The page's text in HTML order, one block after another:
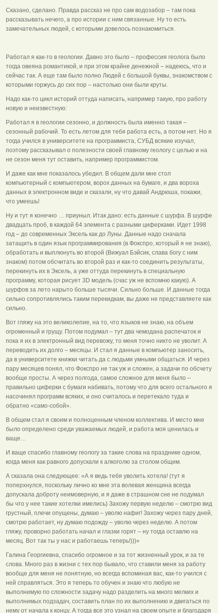
Сказано, сделано. Правда рассказ не про сам водозабор – там пока
рассказывать нечего, а про истории с ним связанные. Ну то есть
замечательных людей, с которыми довелось познакомиться.
Работал я как-то в геологии. Давно это было – профессия геолога было
тогда овеяна романтикой, и при этом крайне денежной – надеюсь, что и
сейчас так. А еще там было полно Людей с большой буквы, знакомством с
которыми горжусь до сих пор – настолько они были круты.
Надо как-то цикл историй оттуда написать, например такую, про работу
новую и неизвестную:
Работал я в геологии сезонно, и должность была именно такая –
сезонный рабочий. То есть летом для тебя работа есть, а потом нет. Но я
тогда учился в университете на программиста, СУБД всякие изучал,
поэтому рассказывал о полезности своей главному геологу с целью и на
не сезон меня тут оставить, например программистом.
И даже как мне показалось убедил. В общем дали мне стол
компьютерный с компьютером, ворох данных на бумаге, и два вороха
данных в электронном виде и сказали, ну что давай Андрюша, покажи,
что умеешь!
Ну и тут я конечно … приуныл. Итак дано: есть данные с шурфа. В шурфе
двадцать проб, в каждой 64 элемента с разными циферками. Идет 1998
год – до современных Эксель как до Луны. Данные надо сначала
затащить в один язык программирования (в Фокспро, который я не знаю),
обработать и выплюнуть во второй (Вижуал Бэйсик, слава богу с ним
знаком) потом обсчитать во второй раз и как-то соединить результаты,
перекинуть их в Эксель, а уже оттуда перекинуть в специальную
программу, которая рисует 3D модель (счас уж не вспомню какую). А
шурфов за лето нарыто больше тысячи. Сильно больше. И данные тогда
сильно сопротивлялись таким перекидкам, вы даже не представляете как
сильно.
Вот гляжу на это великолепие, на то, что языков не знаю, на объем
огроменный и грущу. Потом подумал – тут два чемодана распечаток и
пока я их в электронный вид перевожу, то меня точно никто не уволит. А
переводить их долго – месяцы. И стал я данные в компьютер заносить,
да в университете книжки читать да с людьми умными общаться. И через
пару месяцев понял, что Фокспро не так уж и сложен, а задачи по обсчету
вообще просты. А через полгода, самое сложное для меня было –
правильно циферки с бумаги набивать, потому что для всего остального я
насочинял программ всяких, и оно считалось и перетекало туда и
обратно «само-собой».
В общем стал я своим и полноценным членом коллектива. И место мне
было определено среди уважаемых людей, и работа моя ценилась и
ваще…
И ваще спасибо главному геологу за такие слова на празднике одном,
когда меня как равного допускали к алкоголю за столом общим.
А сказала она следующее: «А я ведь тебя уволить хотела! (тут я
поперхнулся, поскольку лично ко мне эта волевая женщина всегда
допускала доброту неимоверную, и я даже в страшном сне не подумал
бы что у нее такие хотелки имелись) Захожу первую неделю – смотрю вид
грустный, плечи опущены, думаю – уволю нафиг! Захожу через пару дней,
смотрю работает, ну думаю подожду – уволю через неделю. А потом
гляжу, проворно работать начал и глазки горят – ну тогда оставлю на
месяц. Вот так ты у нас и работаешь теперь!)))»
Галина Георгиевна, спасибо огромное и за тот жизненный урок, и за те
слова. Много раз в жизни с тех пор бывало, что ставили меня за работу
вообще для меня не понятную, но всегда вспоминая вас, как-то учился с
ней справляться. Это я теперь то обучен и знаю что любую не
выполнимую по сложности задачу надо разделить на много мелких и
выполнимых подзадач, составить план по их выполнению и двигаться по
нему от начала к концу. А тогда все это узнал на своем опыте и благодаря